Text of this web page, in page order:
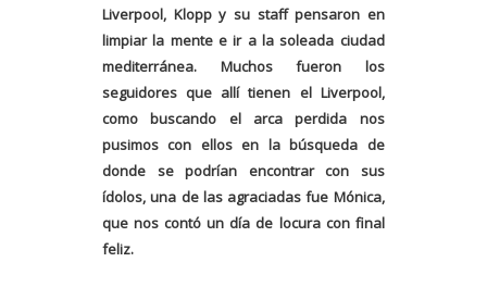
Liverpool, Klopp y su staff pensaron en
limpiar la mente e ir a la soleada ciudad
mediterránea. Muchos fueron los
seguidores que allí tienen el Liverpool,
como buscando el arca perdida nos
pusimos con ellos en la búsqueda de
donde se podrían encontrar con sus
ídolos, una de las agraciadas fue Mónica,
que nos contó un día de locura con final
feliz.